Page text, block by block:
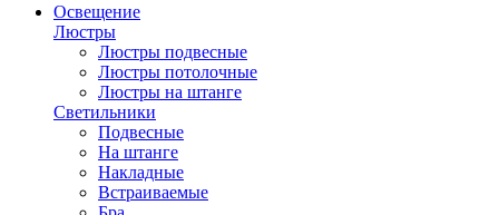
Освещение
Люстры
Люстры подвесные
Люстры потолочные
Люстры на штанге
Светильники
Подвесные
На штанге
Накладные
Встраиваемые